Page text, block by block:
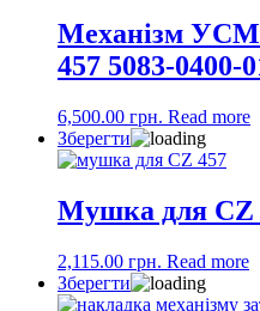
Механізм УСМ
457 5083-0400-
6,500.00 грн. Read more
Зберегти
Мушка для CZ
2,115.00 грн. Read more
Зберегти